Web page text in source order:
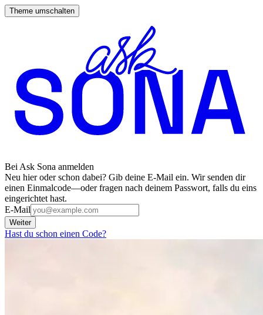
Theme umschalten
Bei Ask Sona anmelden
Neu hier oder schon dabei? Gib deine E-Mail ein. Wir senden dir
einen Einmalcode—oder fragen nach deinem Passwort, falls du eins
eingerichtet hast.
E-Mail
Weiter
Hast du schon einen Code?